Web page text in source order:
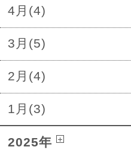
4月(4)
3月(5)
2月(4)
1月(3)
2025年